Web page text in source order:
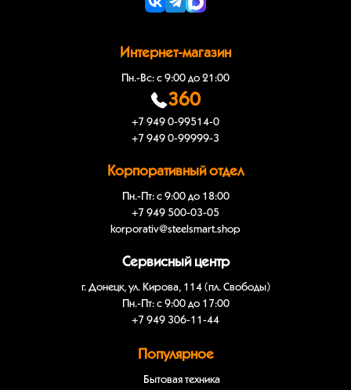
Интернет-магазин
Пн.-Вс: с 9:00 до 21:00
360
+7 949 0-99514-0
+7 949 0-99999-3
Корпоративный отдел
Пн.-Пт: с 9:00 до 18:00
+7 949 500-03-05
korporativ@steelsmart.shop
Сервисный центр
г. Донецк, ул. Кирова, 114 (пл. Свободы)
Пн.-Пт: с 9:00 до 17:00
+7 949 306-11-44
Популярное
Бытовая техника